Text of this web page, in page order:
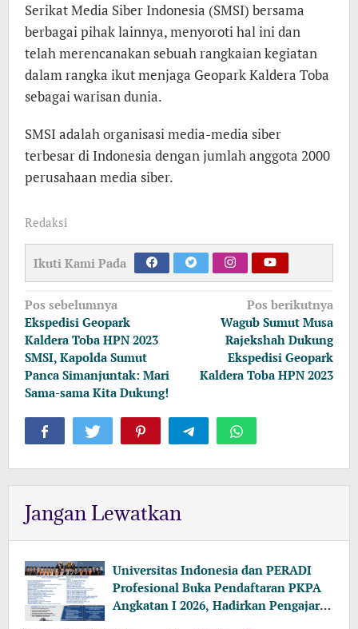
Serikat Media Siber Indonesia (SMSI) bersama
berbagai pihak lainnya, menyoroti hal ini dan
telah merencanakan sebuah rangkaian kegiatan
dalam rangka ikut menjaga Geopark Kaldera Toba
sebagai warisan dunia.
SMSI adalah organisasi media-media siber
terbesar di Indonesia dengan jumlah anggota 2000
perusahaan media siber.
Redaksi
Ikuti Kami Pada
Navigasi
pos
Pos sebelumnya
Ekspedisi Geopark
Kaldera Toba HPN 2023
SMSI, Kapolda Sumut
Panca Simanjuntak: Mari
Sama-sama Kita Dukung!
Pos berikutnya
Wagub Sumut Musa
Rajekshah Dukung
Ekspedisi Geopark
Kaldera Toba HPN 2023
Jangan Lewatkan
Universitas Indonesia dan PERADI
Profesional Buka Pendaftaran PKPA
Angkatan I 2026, Hadirkan Pengajar